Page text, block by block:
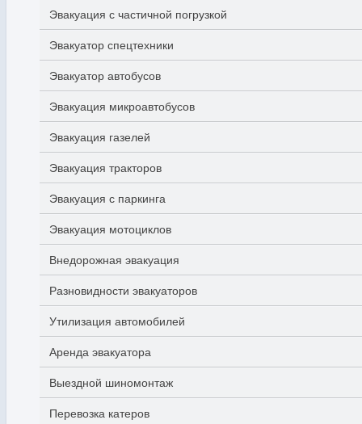
Эвакуация с частичной погрузкой
Эвакуатор спецтехники
Эвакуатор автобусов
Эвакуация микроавтобусов
Эвакуация газелей
Эвакуация тракторов
Эвакуация с паркинга
Эвакуация мотоциклов
Внедорожная эвакуация
Разновидности эвакуаторов
Утилизация автомобилей
Аренда эвакуатора
Выездной шиномонтаж
Перевозка катеров